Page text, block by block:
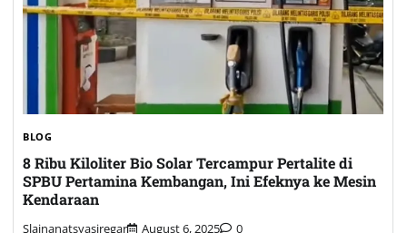
BLOG
8 Ribu Kiloliter Bio Solar Tercampur Pertalite di
SPBU Pertamina Kembangan, Ini Efeknya ke Mesin
Kendaraan
Slainanatsyasiregar August 6, 2025 0